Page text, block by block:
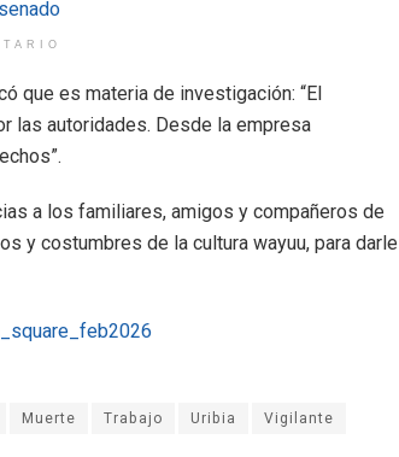
que es materia de investigación: “El
las autoridades. Desde la empresa
a los familiares, amigos y compañeros de
y costumbres de la cultura wayuu, para darle
Muerte Trabajo Uribia
Vigilante